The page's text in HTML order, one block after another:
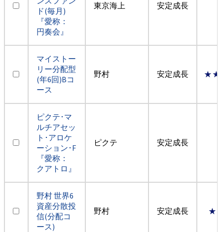
ド(毎月)
『愛称：
円奏会』
東京海上 安定成長
マイストー
リー分配型
(年6回)Bコ
ース
野村 安定成長
ピクテ･マ
ルチアセッ
ト･アロケ
ーション･F
『愛称：
クアトロ』
ピクテ 安定成長
野村 世界6
資産分散投
信(分配コ
ース)
野村 安定成長